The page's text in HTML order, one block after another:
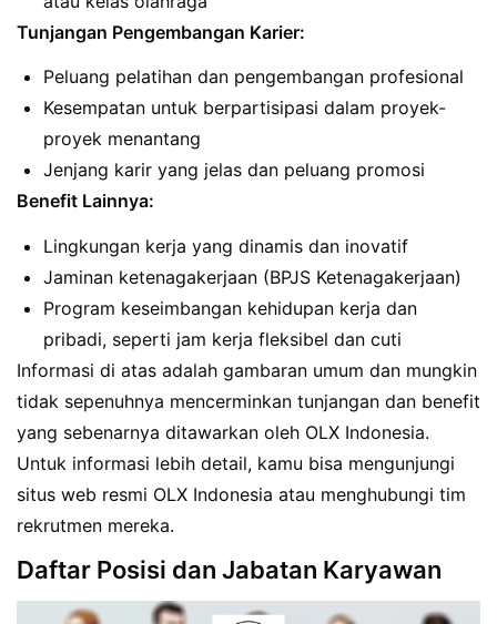
Tunjangan Pengembangan Karier:
Peluang pelatihan dan pengembangan profesional
Kesempatan untuk berpartisipasi dalam proyek-
proyek menantang
Jenjang karir yang jelas dan peluang promosi
Benefit Lainnya:
Lingkungan kerja yang dinamis dan inovatif
Jaminan ketenagakerjaan (BPJS Ketenagakerjaan)
Program keseimbangan kehidupan kerja dan
pribadi, seperti jam kerja fleksibel dan cuti
Informasi di atas adalah gambaran umum dan mungkin
tidak sepenuhnya mencerminkan tunjangan dan benefit
yang sebenarnya ditawarkan oleh OLX Indonesia.
Untuk informasi lebih detail, kamu bisa mengunjungi
situs web resmi OLX Indonesia atau menghubungi tim
rekrutmen mereka.
Daftar Posisi dan Jabatan Karyawan